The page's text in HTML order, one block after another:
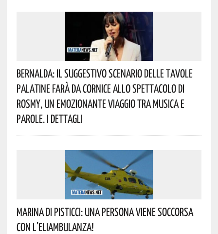
Bernalda: Il Suggestivo Scenario Delle Tavole
Palatine Farà Da Cornice Allo Spettacolo Di
Rosmy, Un Emozionante Viaggio Tra Musica E
Parole. I Dettagli
Marina Di Pisticci: Una Persona Viene Soccorsa
Con L’eliambulanza!